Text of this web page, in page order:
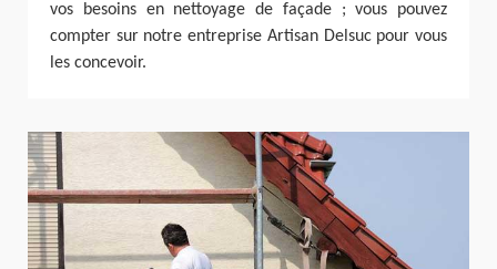
vos besoins en nettoyage de façade ; vous pouvez
compter sur notre entreprise Artisan Delsuc pour vous
les concevoir.